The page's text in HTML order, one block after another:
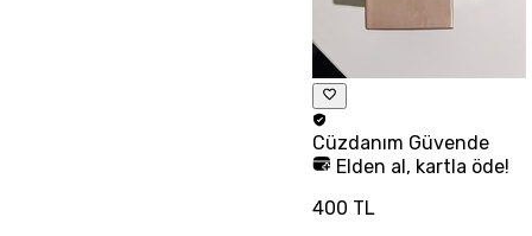
Cüzdanım Güvende
Elden al, kartla öde!
400 TL